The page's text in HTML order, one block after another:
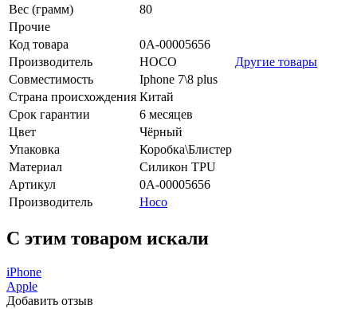
Вес (грамм)
80
Прочие
Код товара
0А-00005656
Производитель
HOCO
Другие товары
Совместимость
Iphone 7\8 plus
Страна происхождения Китай
Срок гарантии
6 месяцев
Цвет
Чёрный
Упаковка
Коробка\Блистер
Материал
Силикон TPU
Артикул
0А-00005656
Производитель
Hoco
C этим товаром искали
iPhone
Apple
Добавить отзыв